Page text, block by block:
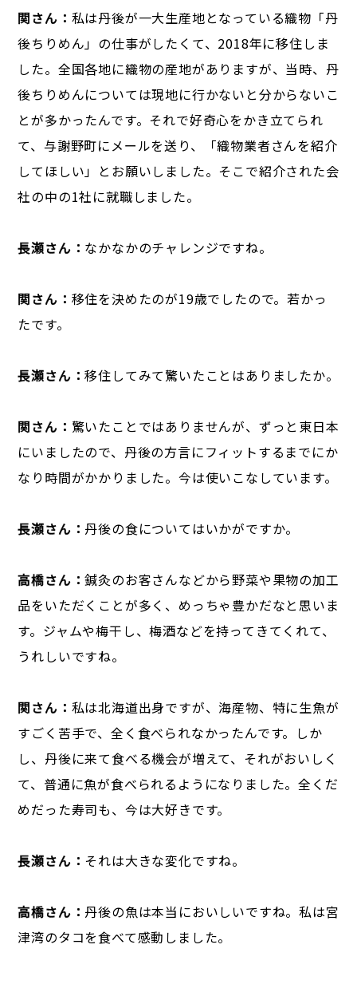
関さん： 私は丹後が一大生産地となっている織物「丹
後ちりめん」の仕事がしたくて、2018年に移住しま
した。全国各地に織物の産地がありますが、当時、丹
後ちりめんについては現地に行かないと分からないこ
とが多かったんです。それで好奇心をかき立てられ
て、与謝野町にメールを送り、「織物業者さんを紹介
してほしい」とお願いしました。そこで紹介された会
社の中の1社に就職しました。
長瀬さん： なかなかのチャレンジですね。
関さん： 移住を決めたのが19歳でしたので。若かっ
たです。
長瀬さん：移住してみて驚いたことはありましたか。
関さん： 驚いたことではありませんが、ずっと東日本
にいましたので、丹後の方言にフィットするまでにか
なり時間がかかりました。今は使いこなしています。
長瀬さん： 丹後の食についてはいかがですか。
高橋さん：鍼灸のお客さんなどから野菜や果物の加工
品をいただくことが多く、めっちゃ豊かだなと思いま
す。ジャムや梅干し、梅酒などを持ってきてくれて、
うれしいですね。
関さん： 私は北海道出身ですが、海産物、特に生魚が
すごく苦手で、全く食べられなかったんです。しか
し、丹後に来て食べる機会が増えて、それがおいしく
て、普通に魚が食べられるようになりました。全くだ
めだった寿司も、今は大好きです。
長瀬さん： それは大きな変化ですね。
高橋さん： 丹後の魚は本当においしいですね。私は宮
津湾のタコを食べて感動しました。